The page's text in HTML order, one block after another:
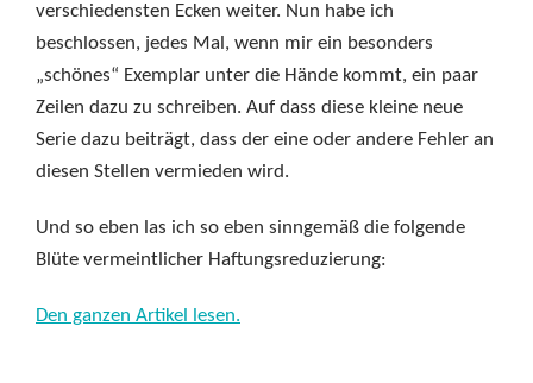
verschiedensten Ecken weiter. Nun habe ich
beschlossen, jedes Mal, wenn mir ein besonders
„schönes“ Exemplar unter die Hände kommt, ein paar
Zeilen dazu zu schreiben. Auf dass diese kleine neue
Serie dazu beiträgt, dass der eine oder andere Fehler an
diesen Stellen vermieden wird.
Und so eben las ich so eben sinngemäß die folgende
Blüte vermeintlicher Haftungsreduzierung:
Den ganzen Artikel lesen.